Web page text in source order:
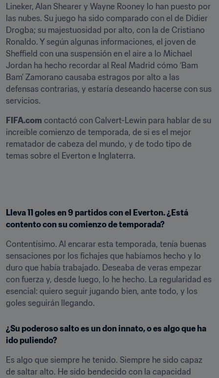
Lineker, Alan Shearer y Wayne Rooney lo han puesto por
las nubes. Su juego ha sido comparado con el de Didier
Drogba; su majestuosidad por alto, con la de Cristiano
Ronaldo. Y según algunas informaciones, el joven de
Sheffield con una suspensión en el aire a lo Michael
Jordan ha hecho recordar al Real Madrid cómo ‘Bam
Bam’ Zamorano causaba estragos por alto a las
defensas contrarias, y estaría deseando hacerse con sus
servicios.
FIFA.com contactó con Calvert-Lewin para hablar de su
increíble comienzo de temporada, de si es el mejor
rematador de cabeza del mundo, y de todo tipo de
temas sobre el Everton e Inglaterra.
Lleva 11 goles en 9 partidos con el Everton. ¿Está
contento con su comienzo de temporada?
Contentísimo. Al encarar esta temporada, tenía buenas
sensaciones por los fichajes que habíamos hecho y lo
duro que había trabajado. Deseaba de veras empezar
con fuerza y, desde luego, lo he hecho. La regularidad es
esencial: quiero seguir jugando bien, ante todo, y los
goles seguirán llegando.
¿Su poderoso salto es un don innato, o es algo que ha
ido puliendo?
Es algo que siempre he tenido. Siempre he sido capaz
de saltar alto. He sido bendecido con la capacidad